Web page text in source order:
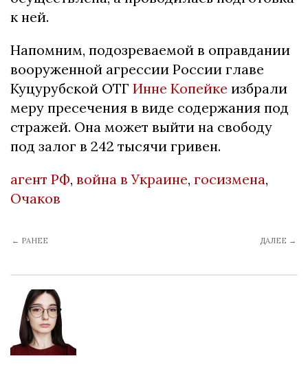
к ней.
Напомним, подозреваемой в оправдании
вооруженной агрессии России главе
Куцурубской ОТГ Инне Копейке избрали
меру пресечения в виде содержания под
стражей. Она может выйти на свободу
под залог в 242 тысячи гривен.
агент РФ, война в Украине, госизмена,
Очаков
← РАНЕЕ ДАЛЕЕ →